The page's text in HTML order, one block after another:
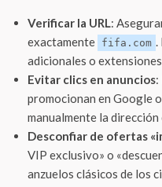
Verificar la URL:
exactamente fifa.com .
adicionales o
Evitar clics en anuncios:
promocionan en Google
manualmente la
Desconfiar de ofertas
VIP exclusivo» o
anzuelos clásicos de los